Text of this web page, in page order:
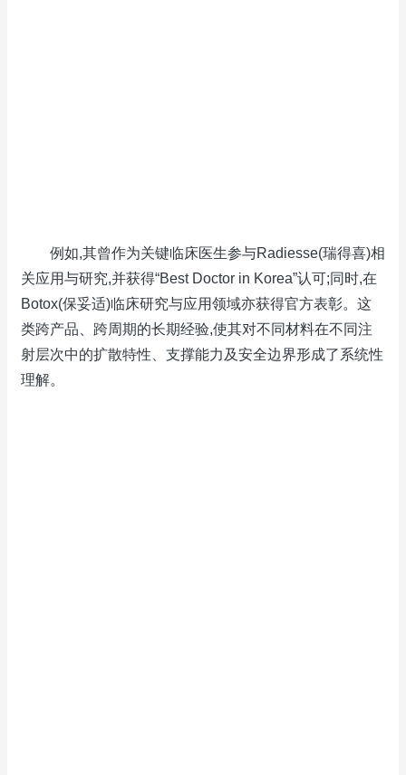
例如,其曾作为关键临床医生参与Radiesse(瑞得喜)相
关应用与研究,并获得“Best Doctor in Korea”认可;同时,在
Botox(保妥适)临床研究与应用领域亦获得官方表彰。这
类跨产品、跨周期的长期经验,使其对不同材料在不同注
射层次中的扩散特性、支撑能力及安全边界形成了系统性
理解。